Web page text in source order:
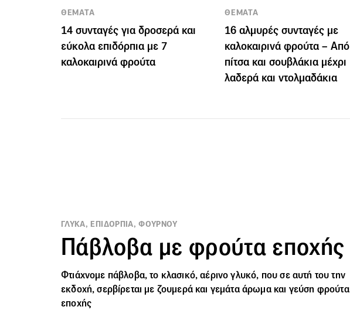
ΘΕΜΑΤΑ
14 συνταγές για δροσερά και
εύκολα επιδόρπια με 7
καλοκαιρινά φρούτα
ΘΕΜΑΤΑ
16 αλμυρές συνταγές με
καλοκαιρινά φρούτα – Από
πίτσα και σουβλάκια μέχρι
λαδερά και ντολμαδάκια
ΓΛΥΚΑ, ΕΠΙΔΟΡΠΙΑ, ΦΟΥΡΝΟΥ
Πάβλοβα με φρούτα εποχής
Φτιάχνομε πάβλοβα, το κλασικό, αέρινο γλυκό, που σε αυτή του την
εκδοχή, σερβίρεται με ζουμερά και γεμάτα άρωμα και γεύση φρούτα
εποχής